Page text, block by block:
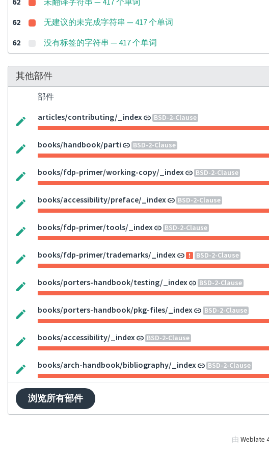
62
无建议的未完成字符串 — 417 个单词
62
没有标签的字符串 — 417 个单词
其他部件
部件
articles/contributing/_index
BSD-2-Clause
books/handbook/parti BSD-2-Clause
books/fdp-primer/working-copy/_index BSD-2-Clause
books/accessibility/preface/_index BSD-2-Clause
books/fdp-primer/tools/_index BSD-2-Clause
books/fdp-primer/trademarks/_index BSD-2-Clause
books/porters-handbook/testing/_index BSD-2-Clause
books/porters-handbook/pkg-files/_index BSD-2-Clause
books/accessibility/_index BSD-2-Clause
books/arch-handbook/bibliography/_index BSD-2-Clause
浏览所有部件
由 Weblate